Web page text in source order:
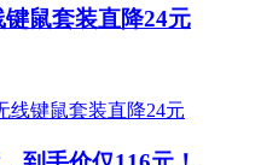
鼠套装直降24元